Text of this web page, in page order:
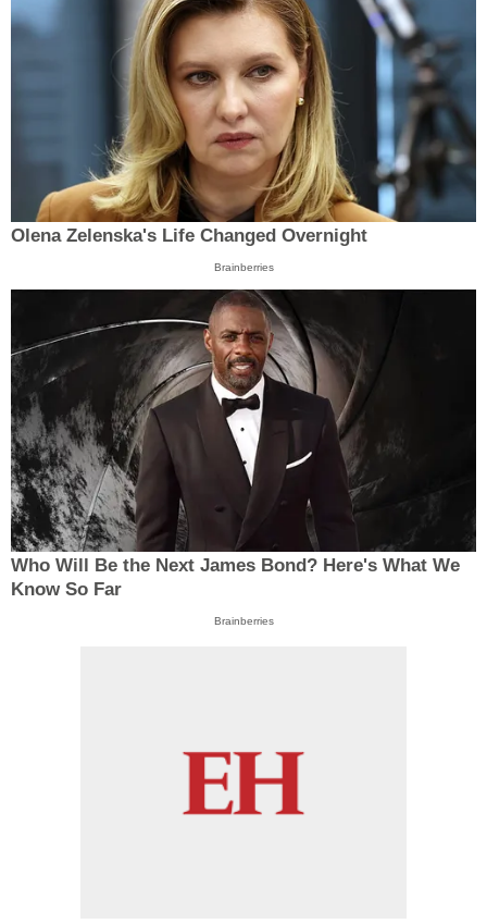
Olena Zelenska's Life Changed Overnight
Brainberries
Who Will Be the Next James Bond? Here's What We
Know So Far
Brainberries